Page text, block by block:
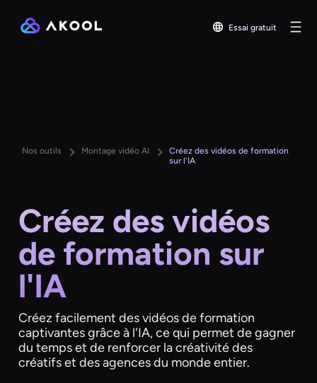
Essai gratuit
Nos outils Montage vidéo AI
Créez des vidéos de formation
sur l'IA
Créez des vidéos
de formation sur
l'IA
Créez facilement des vidéos de formation
captivantes grâce à l'IA, ce qui permet de gagner
du temps et de renforcer la créativité des
créatifs et des agences du monde entier.